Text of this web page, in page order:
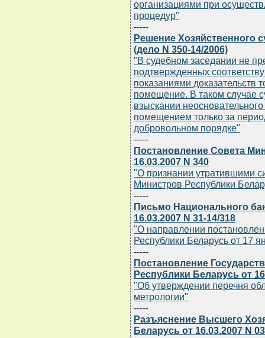
организациями при
процедур"
-----
Решение Хозяйственного
(дело N 350-14/2006)
"В судебном заседании не
подтвержденных
показаниями доказательств
помещение. В таком случае
взыскании
помещением только за
добровольном порядке"
-----
Постановление Совета
16.03.2007 N 340
"О признании утратившими
Министров Республики
-----
Письмо Национального
16.03.2007 N 31-14/318
"О направлении
Республики Беларусь от 17
-----
Постановление
Республики Беларусь от
"Об утверждении перечня
метрологии"
-----
Разъяснение Высшего
Беларусь от 16.03.2007 N